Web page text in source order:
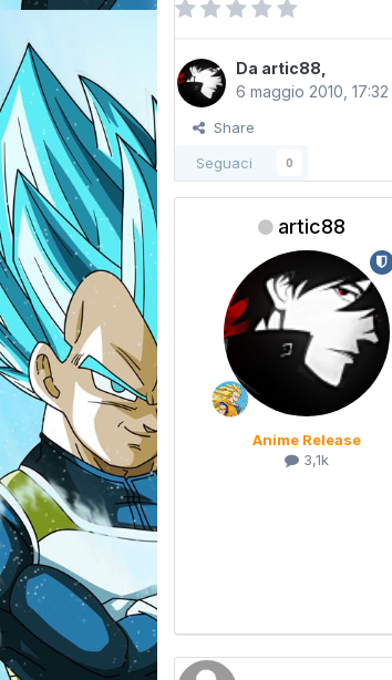
Da artic88
6 maggio 2010, 17:32
Share
Seguaci
0
artic88
Anime Release
3,1k